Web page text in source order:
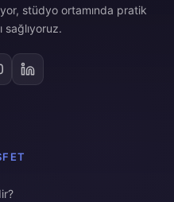
stüdyo ortamında pratik
sağlıyoruz.